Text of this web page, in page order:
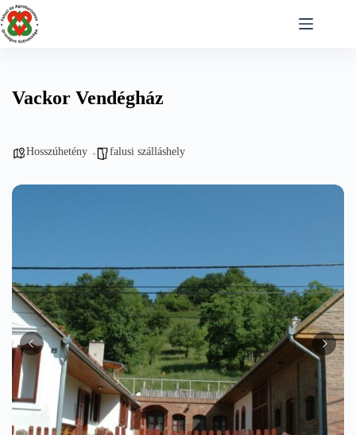
Skip
to
content
Vackor Vendégház
Hosszúhetény falusi szálláshely